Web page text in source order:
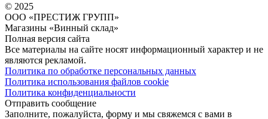
© 2025
ООО «ПРЕСТИЖ ГРУПП»
Магазины «Винный склад»
Полная версия сайта
Все материалы на сайте носят информационный характер и не
являются рекламой.
Политика по обработке персональных данных
Политика использования файлов cookie
Политика конфиденциальности
Отправить сообщение
Заполните, пожалуйста, форму и мы свяжемся с вами в